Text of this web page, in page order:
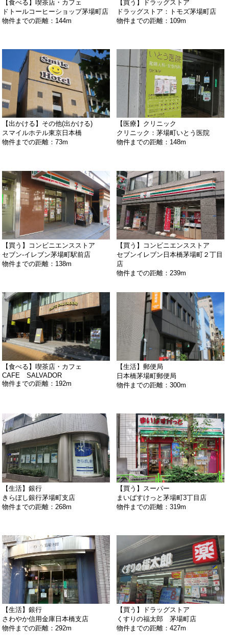
【食べる】喫茶店・カフェ
ドトールコーヒーショップ茅場町店
物件までの距離：144m
【買う】ドラッグストア
ドラッグストア：トモズ茅場町店
物件までの距離：109m
【出かける】その他(出かける)
スマイルホテル東京日本橋
物件までの距離：73m
【医療】クリニック
クリニック：茅場町いとう医院
物件までの距離：148m
【買う】コンビニエンスストア
セブン‐イレブン茅場町駅前店
物件までの距離：138m
【買う】コンビニエンスストア
セブンイレブン日本橋茅場町２丁目
店
物件までの距離：239m
【食べる】喫茶店・カフェ
CAFE SALVADOR
物件までの距離：192m
【生活】郵便局
日本橋茅場町郵便局
物件までの距離：300m
【生活】銀行
きらぼし銀行茅場町支店
物件までの距離：268m
【買う】スーパー
まいばすけっと茅場町3丁目店
物件までの距離：319m
【生活】銀行
さわやか信用金庫日本橋支店
物件までの距離：292m
【買う】ドラッグストア
くすりの福太郎 茅場町店
物件までの距離：427m